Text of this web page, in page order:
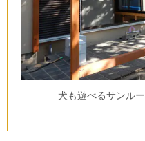
犬も遊べるサンル